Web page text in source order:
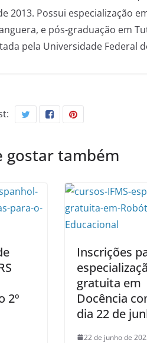
2013. Possui especialização
e pós-graduação em
pela Universidade Federal
gostar também
2º
Inscrições
gratuita em
Docência
dia 22 de
22 de junho de